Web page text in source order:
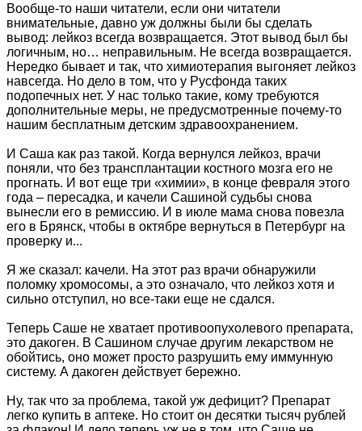
Вообще-то наши читатели, если они читатели
внимательные, давно уж должны были бы сделать
вывод: лейкоз всегда возвращается. Этот вывод был бы
логичным, но… неправильным. Не всегда возвращается.
Нередко бывает и так, что химиотерапия выгоняет лейкоз
навсегда. Но дело в том, что у Русфонда таких
подопечных нет. У нас только такие, кому требуются
дополнительные меры, не предусмотренные почему-то
нашим бесплатным детским здравоохранением.
И Саша как раз такой. Когда вернулся лейкоз, врачи
поняли, что без трансплантации костного мозга его не
прогнать. И вот еще три «химии», в конце февраля этого
года – пересадка, и качели Сашиной судьбы снова
вынесли его в ремиссию. И в июле мама снова повезла
его в Брянск, чтобы в октябре вернуться в Петербург на
проверку и...
Я же сказал: качели. На этот раз врачи обнаружили
поломку хромосомы, а это означало, что лейкоз хотя и
сильно отступил, но все-таки еще не сдался.
Теперь Саше не хватает противоопухолевого препарата,
это дакоген. В Сашином случае другим лекарством не
обойтись, оно может просто разрушить ему иммунную
систему. А дакоген действует бережно.
Ну, так что за проблема, такой уж дефицит? Препарат
легко купить в аптеке. Но стоит он десятки тысяч рублей